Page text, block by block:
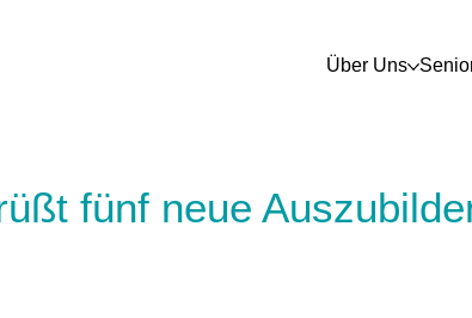
Über Uns
fünf neue